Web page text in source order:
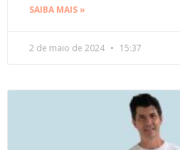
SAIBA MAIS »
2 de maio de 2024 15:37